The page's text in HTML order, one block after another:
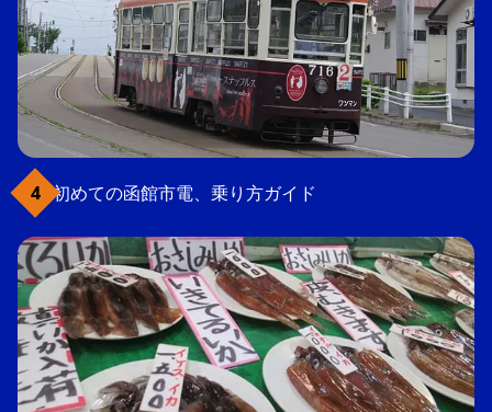
初めての函館市電、乗り方ガイド